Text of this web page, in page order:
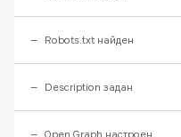
Robots.txt найден
Description задан
Open Graph настроен